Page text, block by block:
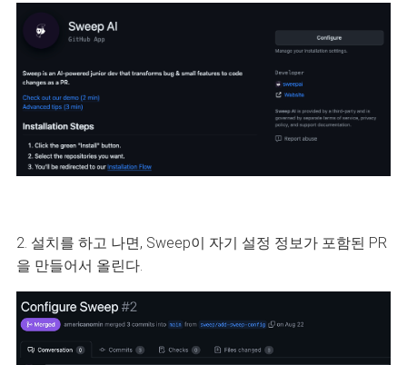
2. 설치를 하고 나면, Sweep이 자기 설정 정보가 포함된 PR
을 만들어서 올린다.